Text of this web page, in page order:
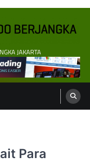
JAKARTA
Para